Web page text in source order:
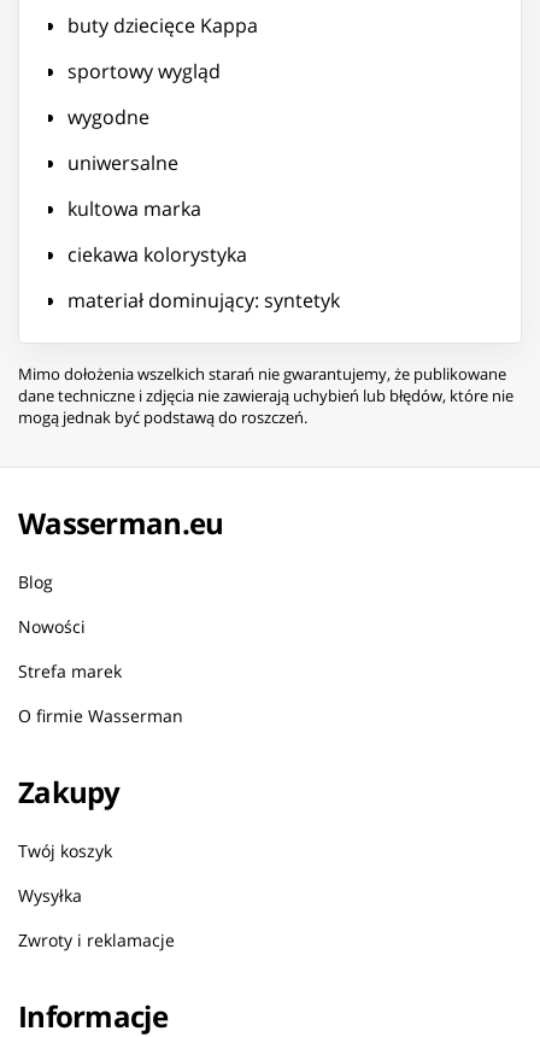
buty dziecięce Kappa
sportowy wygląd
wygodne
uniwersalne
kultowa marka
ciekawa kolorystyka
materiał dominujący: syntetyk
Mimo dołożenia wszelkich starań nie gwarantujemy, że publikowane
dane techniczne i zdjęcia nie zawierają uchybień lub błędów, które nie
mogą jednak być podstawą do roszczeń.
Wasserman.eu
Blog
Nowości
Strefa marek
O firmie Wasserman
Zakupy
Twój koszyk
Wysyłka
Zwroty i reklamacje
Informacje